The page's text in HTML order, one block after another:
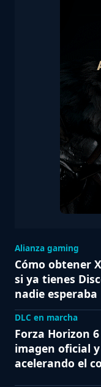
Alianza gaming
Cómo obtener
si ya tienes
nadie esperaba
DLC en marcha
Forza Horizon
imagen oficial
acelerando el